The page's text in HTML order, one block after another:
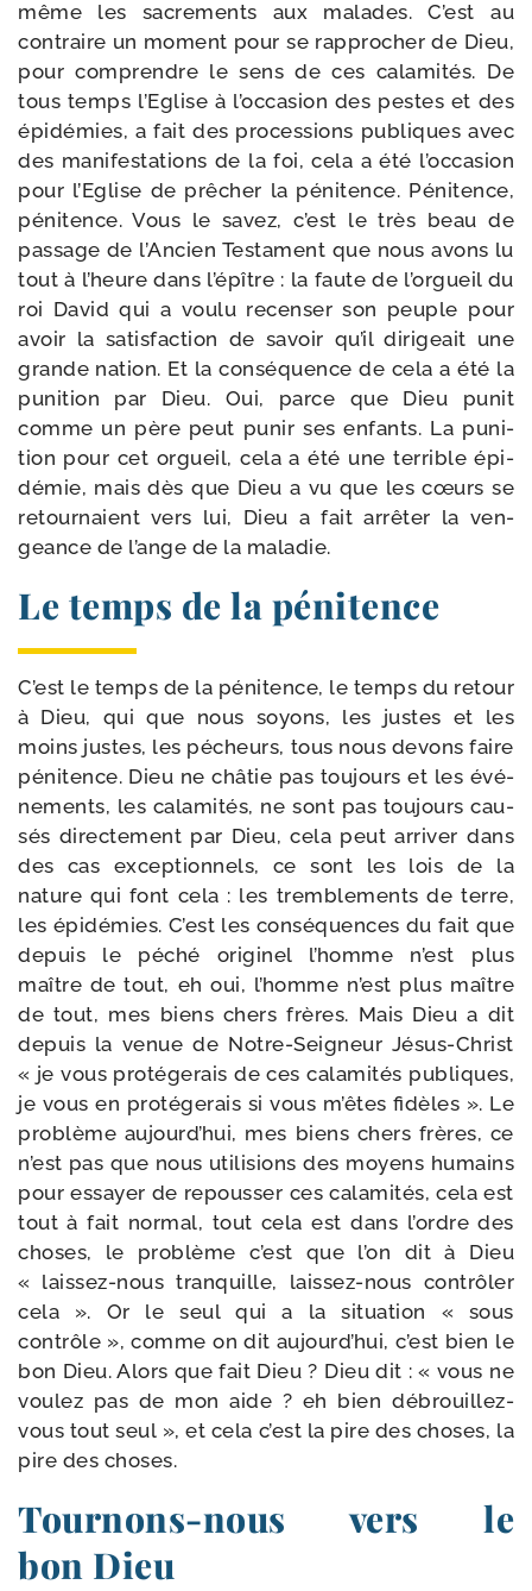
même les sacre­ments aux malades. C’est au
contraire un moment pour se rap­pro­cher de Dieu,
pour com­prendre le sens de ces cala­mi­tés. De
tous temps l’Eglise à l’occasion des pestes et des
épi­dé­mies, a fait des pro­ces­sions publiques avec
des mani­fes­ta­tions de la foi, cela a été l’occasion
pour l’Eglise de prê­cher la péni­tence. Pénitence,
péni­tence. Vous le savez, c’est le très beau de
pas­sage de l’Ancien Testament que nous avons lu
tout à l’heure dans l’épître : la faute de l’orgueil du
roi David qui a vou­lu recen­ser son peuple pour
avoir la satis­fac­tion de savoir qu’il diri­geait une
grande nation. Et la consé­quence de cela a été la
puni­tion par Dieu. Oui, parce que Dieu punit
comme un père peut punir ses enfants. La puni­
tion pour cet orgueil, cela a été une ter­rible épi­
dé­mie, mais dès que Dieu a vu que les cœurs se
retour­naient vers lui, Dieu a fait arrê­ter la ven­
geance de l’ange de la maladie.
Le temps de la pénitence
C’est le temps de la péni­tence, le temps du retour
à Dieu, qui que nous soyons, les justes et les
moins justes, les pécheurs, tous nous devons faire
péni­tence. Dieu ne châ­tie pas tou­jours et les évé­
ne­ments, les cala­mi­tés, ne sont pas tou­jours cau­
sés direc­te­ment par Dieu, cela peut arri­ver dans
des cas excep­tion­nels, ce sont les lois de la
nature qui font cela : les trem­ble­ments de terre,
les épi­dé­mies. C’est les consé­quences du fait que
depuis le péché ori­gi­nel l’homme n’est plus
maître de tout, eh oui, l’homme n’est plus maître
de tout, mes biens chers frères. Mais Dieu a dit
depuis la venue de Notre-​Seigneur Jésus-​Christ
« je vous pro­té­ge­rais de ces cala­mi­tés publiques,
je vous en pro­té­ge­rais si vous m’êtes fidèles ». Le
pro­blème aujourd’hui, mes biens chers frères, ce
n’est pas que nous uti­li­sions des moyens humains
pour essayer de repous­ser ces cala­mi­tés, cela est
tout à fait nor­mal, tout cela est dans l’ordre des
choses, le pro­blème c’est que l’on dit à Dieu
« laissez-​nous tran­quille, laissez-​nous contrô­ler
cela ». Or le seul qui a la situa­tion « sous
contrôle », comme on dit aujourd’hui, c’est bien le
bon Dieu. Alors que fait Dieu ? Dieu dit : « vous ne
vou­lez pas de mon aide ? eh bien débrouillez-​
vous tout seul », et cela c’est la pire des choses, la
pire des choses.
Tournons-​nous vers le
bon Dieu